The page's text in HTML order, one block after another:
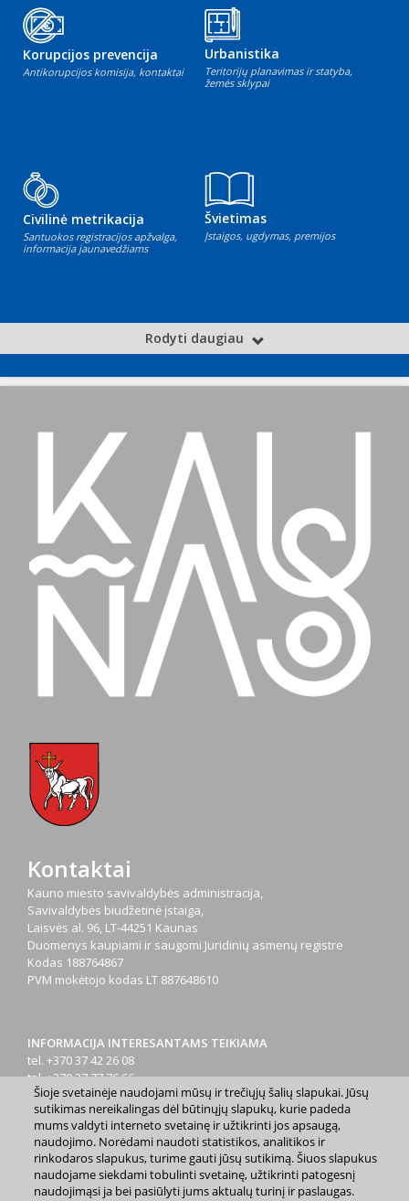
Korupcijos prevencija
Antikorupcijos komisija, kontaktai
Urbanistika
Teritorijų planavimas ir statyba,
žemės sklypai
Civilinė metrikacija
Santuokos registracijos apžvalga,
informacija jaunavedžiams
Švietimas
Įstaigos, ugdymas, premijos
Rodyti daugiau
Kontaktai
Kauno miesto savivaldybės administracija,
Savivaldybės biudžetinė įstaiga,
Laisvės al. 96, LT-44251 Kaunas
Duomenys kaupiami ir saugomi Juridinių asmenų registre
Kodas 188764867
PVM mokėtojo kodas LT 887648610
INFORMACIJA INTERESANTAMS TEIKIAMA
tel. +370 37 42 26 08
tel. +370 37 77 76 66
tel. +370 660 07000
el. p.info@kaunas.lt
Šioje svetainėje naudojami mūsų ir trečiųjų šalių slapukai. Jūsų
sutikimas nereikalingas dėl būtinųjų slapukų, kurie padeda
mums valdyti interneto svetainę ir užtikrinti jos apsaugą,
naudojimo. Norėdami naudoti statistikos, analitikos ir
rinkodaros slapukus, turime gauti jūsų sutikimą. Šiuos slapukus
naudojame siekdami tobulinti svetainę, užtikrinti patogesnį
naudojimąsi ja bei pasiūlyti jums aktualų turinį ir paslaugas.